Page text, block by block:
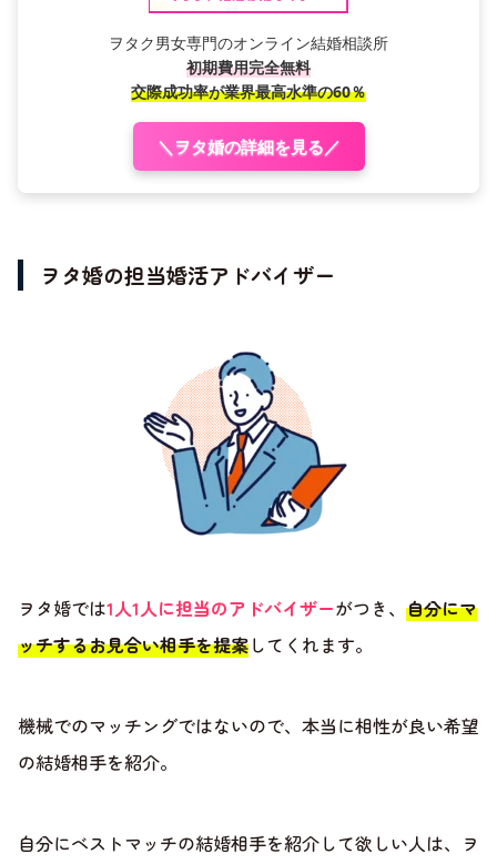
ヲタク男女専門のオンライン結婚相談所
初期費用完全無料
交際成功率が業界最高水準の60％
＼ヲタ婚の詳細を見る／
ヲタ婚の担当婚活アドバイザー
ヲタ婚では1人1人に担当のアドバイザーがつき、 自分にマ
ッチするお見合い相手を提案してくれます。
機械でのマッチングではないので、本当に相性が良い希望
の結婚相手を紹介。
自分にベストマッチの結婚相手を紹介して欲しい人は、ヲ